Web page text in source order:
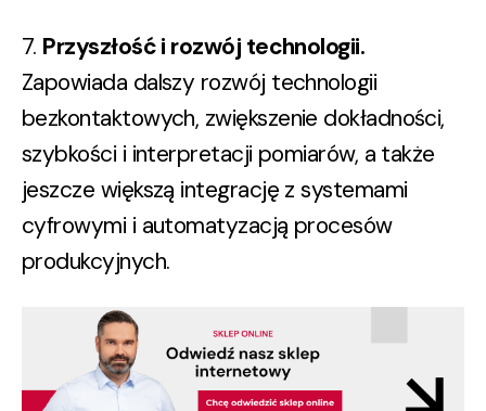
7. Przyszłość i rozwój technologii.
Zapowiada dalszy rozwój technologii
bezkontaktowych, zwiększenie dokładności,
szybkości i interpretacji pomiarów, a także
jeszcze większą integrację z systemami
cyfrowymi i automatyzacją procesów
produkcyjnych.